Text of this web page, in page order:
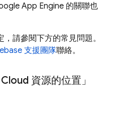
App Engine 的關聯也
請參閱下方的常見問題。
支援團隊聯絡。
資源的位置」